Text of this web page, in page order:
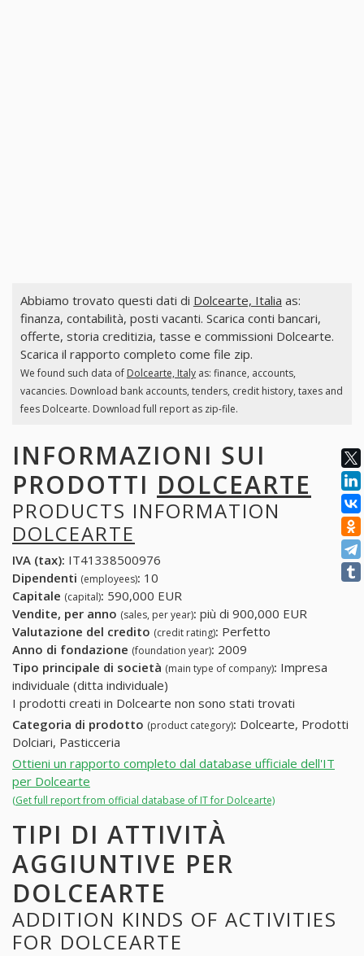
Abbiamo trovato questi dati di Dolcearte, Italia as:
finanza, contabilità, posti vacanti. Scarica conti bancari,
offerte, storia creditizia, tasse e commissioni Dolcearte.
Scarica il rapporto completo come file zip.
We found such data of Dolcearte, Italyas: finance, accounts,
vacancies. Download bank accounts, tenders, credit history, taxes and
fees Dolcearte. Download full report as zip-file.
INFORMAZIONI SUI
PRODOTTI DOLCEARTE
PRODUCTS INFORMATION
DOLCEARTE
IVA (tax): IT41338500976
Dipendenti (employees): 10
Capitale (capital): 590,000 EUR
Vendite, per anno (sales, per year): più di 900,000 EUR
Valutazione del credito (credit rating): Perfetto
Anno di fondazione (foundation year): 2009
Tipo principale di società (main type of company): Impresa
individuale (ditta individuale)
I prodotti creati in Dolcearte non sono stati trovati
Categoria di prodotto (product category): Dolcearte, Prodotti
Dolciari, Pasticceria
Ottieni un rapporto completo dal database ufficiale dell'IT
per Dolcearte
(Get full report from official database of IT for Dolcearte)
TIPI DI ATTIVITÀ
AGGIUNTIVE PER
DOLCEARTE
ADDITION KINDS OF ACTIVITIES
FOR DOLCEARTE